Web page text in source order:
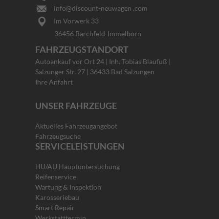
info@discount-neuwagen .com
Im Vorwerk 33
36456 Barchfeld-Immelborn
FAHRZEUGSTANDORT
Autoankauf vor Ort 24 | Inh. Tobias Blaufuß |
Salzunger Str. 27 | 36433 Bad Salzungen
Ihre Anfahrt
UNSER FAHRZEUGE
Aktuelles Fahrzeugangebot
Fahrzeugsuche
SERVICELEISTUNGEN
HU/AU Hauptuntersuchung
Reifenservice
Wartung & Inspektion
Karosseriebau
Smart Repair